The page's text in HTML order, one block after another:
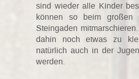
sind wieder alle Kinder
können so beim großen
Steingaden
dahin noch etwas zu
natürlich auch in der
werden.